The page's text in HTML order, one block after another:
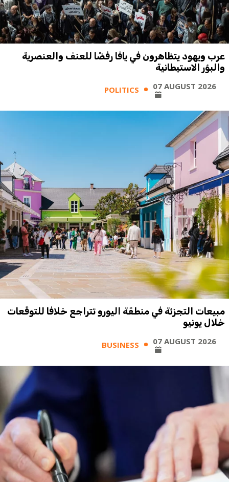
عرب ويهود يتظاهرون في يافا رفضًا للعنف والعنصرية
والبؤر الاستيطانية
POLITICS 07 AUGUST 2026
مبيعات التجزئة في منطقة اليورو تتراجع خلافا للتوقعات
خلال يونيو
BUSINESS 07 AUGUST 2026